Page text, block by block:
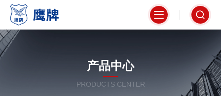
产品中心
PRODUCTS CENTER